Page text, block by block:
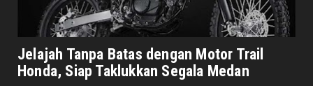
August 07, 2026
JELAJAH
Saat Amal Masjid Keliru, Nasib Negeri
Mengharu-biru
August 07, 2026
Jelajah Tanpa Batas dengan Motor Trail
Honda, Siap Taklukkan Segala Medan